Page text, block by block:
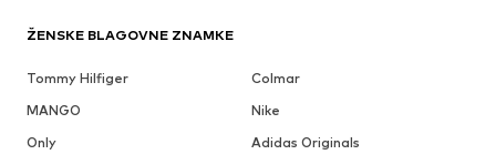
ŽENSKE BLAGOVNE ZNAMKE
Tommy Hilfiger
Colmar
MANGO
Nike
Only
Adidas Originals